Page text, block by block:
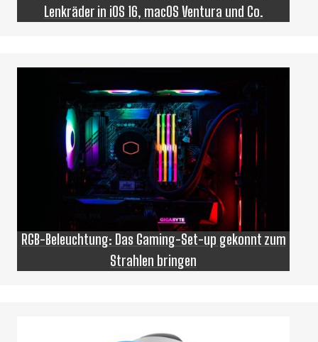
Lenkräder in iOS 16, macOS Ventura und Co.
RGB-Beleuchtung: Das Gaming-Set-up gekonnt zum
Strahlen bringen